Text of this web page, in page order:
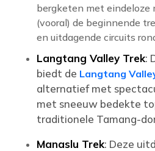
bergketen met eindeloze
(vooral) de beginnende
en uitdagende circuits
Langtang Valley Trek:
biedt de Langtang
alternatief met
met sneeuw bedekte
traditionele Tamang-
Manaslu Trek: Deze